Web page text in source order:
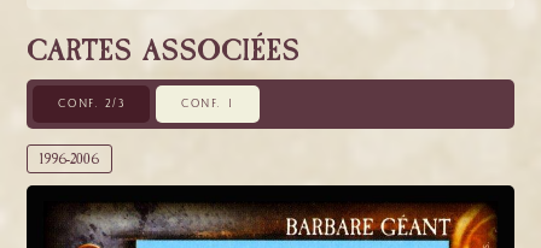
CARTES ASSOCIÉES
CONF. 2/3 CONF. 1
1996-2006